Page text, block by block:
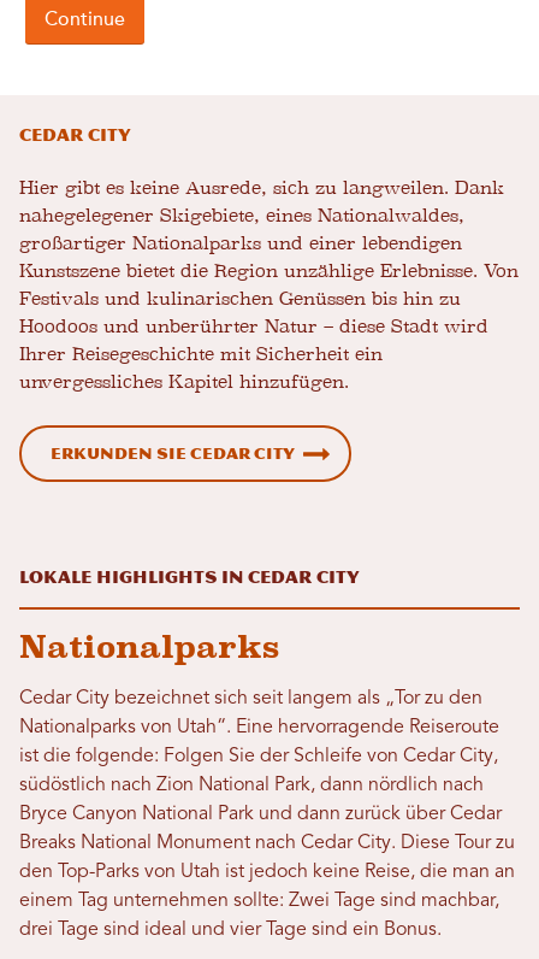
Cedar City
Hier gibt es keine Ausrede, sich zu langweilen. Dank
nahegelegener Skigebiete, eines Nationalwaldes,
großartiger Nationalparks und einer lebendigen
Kunstszene bietet die Region unzählige Erlebnisse. Von
Festivals und kulinarischen Genüssen bis hin zu
Hoodoos und unberührter Natur – diese Stadt wird
Ihrer Reisegeschichte mit Sicherheit ein
unvergessliches Kapitel hinzufügen.
Erkunden Sie Cedar City
Lokale Highlights in cedar city
Nationalparks
Cedar City bezeichnet sich seit langem als „Tor zu den
Nationalparks von Utah“. Eine hervorragende Reiseroute
ist die folgende: Folgen Sie der Schleife von Cedar City,
südöstlich nach Zion National Park, dann nördlich nach
Bryce Canyon National Park und dann zurück über Cedar
Breaks National Monument nach Cedar City. Diese Tour zu
den Top-Parks von Utah ist jedoch keine Reise, die man an
einem Tag unternehmen sollte: Zwei Tage sind machbar,
drei Tage sind ideal und vier Tage sind ein Bonus.